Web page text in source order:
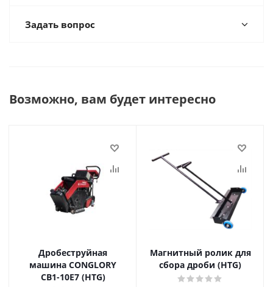
Задать вопрос
Возможно, вам будет интересно
Дробеструйная
машина CONGLORY
СВ1-10Е7 (HTG)
Магнитный ролик для
сбора дроби (HTG)